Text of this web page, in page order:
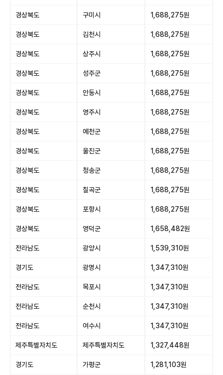
경상북도 구미시 1,688,275원
경상북도 김천시 1,688,275원
경상북도 상주시 1,688,275원
경상북도 성주군 1,688,275원
경상북도 안동시 1,688,275원
경상북도 영주시 1,688,275원
경상북도 예천군 1,688,275원
경상북도 울진군 1,688,275원
경상북도 청송군 1,688,275원
경상북도 칠곡군 1,688,275원
경상북도 포항시 1,688,275원
경상북도 영덕군 1,658,482원
전라남도 광양시 1,539,310원
경기도 광명시 1,347,310원
전라남도 목포시 1,347,310원
전라남도 순천시 1,347,310원
전라남도 여수시 1,347,310원
제주특별자치도 제주특별자치도 1,327,448원
경기도 가평군 1,281,103원